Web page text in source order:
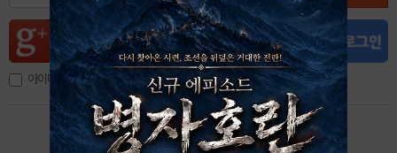
아이디, 이메일 저장
아이디 / 비밀번호 찾기 회원가입